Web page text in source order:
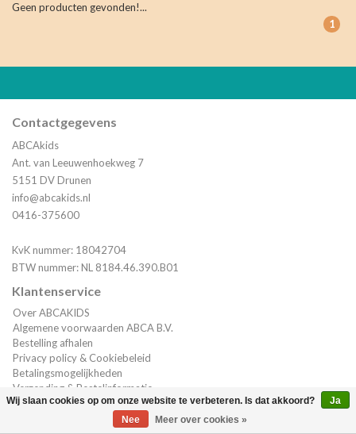
Geen producten gevonden!...
1
Contactgegevens
ABCAkids
Ant. van Leeuwenhoekweg 7
5151 DV Drunen
info@abcakids.nl
0416-375600
KvK nummer: 18042704
BTW nummer: NL 8184.46.390.B01
Klantenservice
Over ABCAKIDS
Algemene voorwaarden ABCA B.V.
Bestelling afhalen
Privacy policy & Cookiebeleid
Betalingsmogelijkheden
Verzending & Bestelinformatie
Klantenservice
Wij slaan cookies op om onze website te verbeteren. Is dat akkoord?
Ja
Nee
Meer over cookies »